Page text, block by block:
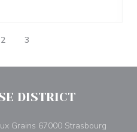
2 3
DISTRICT
Grains 67000 Strasbourg((otevře